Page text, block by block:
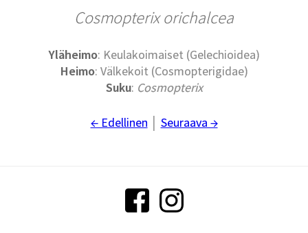
Cosmopterix orichalcea
Yläheimo: Keulakoimaiset (Gelechioidea)
Heimo: Välkekoit (Cosmopterigidae)
Suku: Cosmopterix
← Edellinen Seuraava →